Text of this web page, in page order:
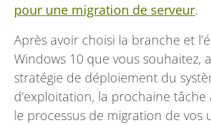
pour une migration de serveur.
Après avoir choisi la branche et
Windows 10 que vous souhaitez,
stratégie de déploiement du
d’exploitation, la prochaine
le processus de migration de vos